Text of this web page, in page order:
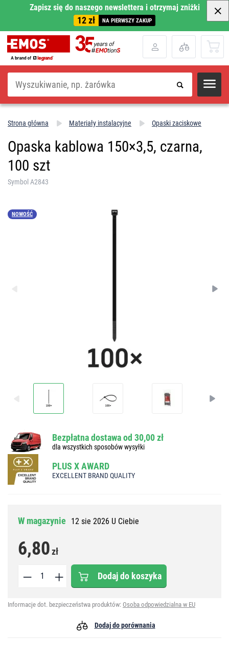
Zapisz się do naszego newslettera i otrzymaj zniżki
12 zł NA PIERWSZY ZAKUP
Szukaj
Strona główna Materiały instalacyjne Opaski zaciskowe
Opaska kablowa 150×3,5, czarna,
100 szt
Symbol A2843
NOWOŚĆ
Bezpłatna dostawa od 30,00 zł
dla wszystkich sposobów wysyłki
PLUS X AWARD
EXCELLENT BRAND QUALITY
W magazynie 12 sie 2026 U Ciebie
6,80zł
Dodaj do koszyka
Informacje dot. bezpieczeństwa produktów: Osoba odpowiedzialna w EU
Dodaj do porównania